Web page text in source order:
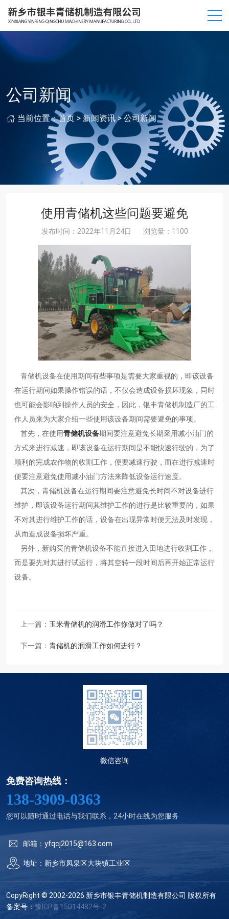
公司新闻
当前位置：首页 > 新闻资讯 >公司新闻
使用青储机这些问题要避免
发布时间：2022年11月24日 浏览量：1100
青储机设备在使用期间有些事项是需要大家重视的，即该设备
在运行期间如果操作错误的话，不仅会造成设备损坏现象，同时
也可能会影响到操作人员的安全，因此，银丰青储机制造厂的工
作人员来为大家介绍一些使用该设备期间需要避免的事项。
首先，在使用青储机设备期间要注意避免长期采用减小油门的
方式来进行减速，即该设备在运行期间是不能快速行驶的，为了
顺利的完成农作物的收割工作，便要减速行驶，而在进行减速时
便要注意避免使用减小油门方法来降低设备运行速度。
其次，青储机设备在运行期间要注意避免长时间不对设备进行
维护，即该设备运行期间其维护工作的进行是比较重要的，如果
不对其进行维护工作的话，设备在出现异常时便无法及时发现，
从而造成设备损坏严重。
另外，新购买的青储机设备不能直接进入田地进行收割工作，
而是要先对其进行试运行，将其空转一段时间后再开始正常运行
设备。
上一篇： 玉米青储机的润滑工作你做对了吗？
下一篇： 青储机的润滑工作如何进行？
微信咨询
免费咨询热线：
138-3909-0363
您可以随时通过电话与我们联系，24小时在线为您服务
邮箱：yfqcj2015@163.com
地址：新乡市凤泉区大块镇工业区
CopyRight © 2002-2026 新乡市银丰青储机制造有限公司 版权所有
备案号： 豫ICP备15014482号-2